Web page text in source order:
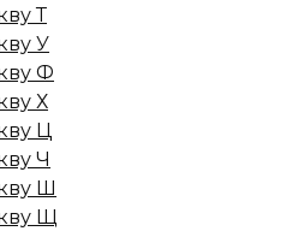
Т
У
Ф
Х
Ц
Ч
Ш
Щ